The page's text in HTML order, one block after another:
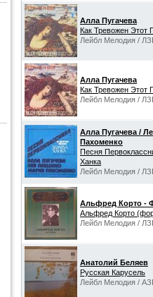
Алла Пугачева
Как Тревожен Этот
Лейбл Мелодия /
Алла Пугачева
Как Тревожен Этот
Лейбл Мелодия /
Алла Пугачева /
Пахоменко
Песня
Ханка
Лейбл Мелодия /
Альфред Корто -
Альфред Корто
Лейбл Мелодия /
Анатолий Беляев
Русская Карусель
Лейбл Мелодия /